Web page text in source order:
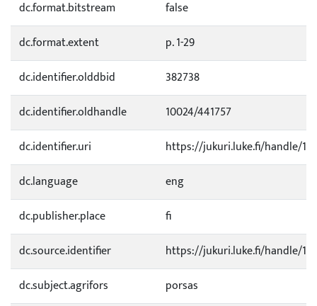
dc.format.bitstream
false
dc.format.extent
p. 1-29
dc.identifier.olddbid
382738
dc.identifier.oldhandle
10024/441757
dc.identifier.uri
https://jukuri.luke.fi/handle/
dc.language
eng
dc.publisher.place
fi
dc.source.identifier
https://jukuri.luke.fi/handle/
dc.subject.agrifors
porsas